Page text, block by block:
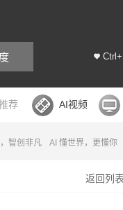
荐 AI视频
让 AI 成为你最强大脑的延伸
返回列表